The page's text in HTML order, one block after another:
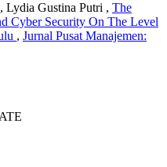
Lydia Gustina Putri , The
Cyber Security On The Level
, Jurnal Pusat Manajemen: